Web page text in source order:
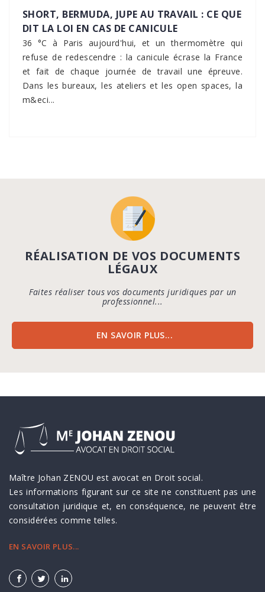
SHORT, BERMUDA, JUPE AU TRAVAIL : CE QUE
DIT LA LOI EN CAS DE CANICULE
36 °C à Paris aujourd'hui, et un thermomètre qui
refuse de redescendre : la canicule écrase la France
et fait de chaque journée de travail une épreuve.
Dans les bureaux, les ateliers et les open spaces, la
m&eci...
RÉALISATION DE VOS DOCUMENTS
LÉGAUX
Faites réaliser tous vos documents juridiques par un
professionnel...
EN SAVOIR PLUS...
Maître Johan ZENOU est avocat en Droit social.
Les informations figurant sur ce site ne constituent pas une
consultation juridique et, en conséquence, ne peuvent être
considérées comme telles.
EN SAVOIR PLUS...